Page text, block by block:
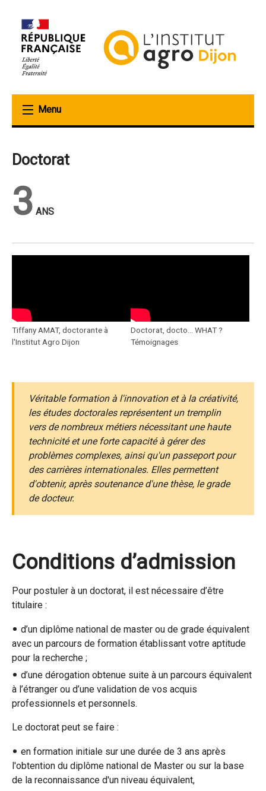
contenu
principal
Doctorat
3 ANS
Tiffany AMAT, doctorante à
l'Institut Agro Dijon
Doctorat, docto... WHAT ?
Témoignages
Véritable formation à l'innovation et à la créativité,
les études doctorales représentent un tremplin
vers de nombreux métiers nécessitant une haute
technicité et une forte capacité à gérer des
problèmes complexes, ainsi qu'un passeport pour
des carrières internationales. Elles permettent
d'obtenir, après soutenance d'une thèse, le grade
de docteur.
Conditions d’admission
Pour postuler à un doctorat, il est nécessaire d’être
titulaire :
d’un diplôme national de master ou de grade équivalent
avec un parcours de formation établissant votre aptitude
pour la recherche ;
d’une dérogation obtenue suite à un parcours équivalent
à l’étranger ou d’une validation de vos acquis
professionnels et personnels.
Le doctorat peut se faire :
en formation initiale sur une durée de 3 ans après
l'obtention du diplôme national de Master ou sur la base
de la reconnaissance d'un niveau équivalent,